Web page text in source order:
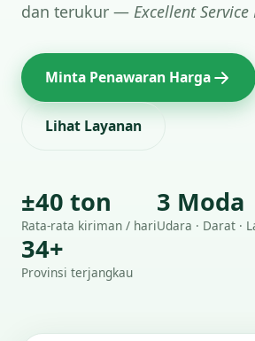
dan terukur — Excellent
Minta Penawaran Harga
Lihat Layanan
±40 ton
Rata-rata kiriman / hari
3 Moda
Udara · Darat ·
34+
Provinsi terjangkau